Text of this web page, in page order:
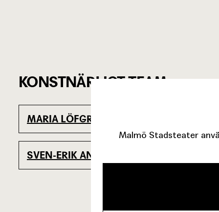
KONSTNÄRLIGT TEAM
MARIA LÖFGREN
SVEN-ERIK ANDERSSON
Malmö Stadsteater